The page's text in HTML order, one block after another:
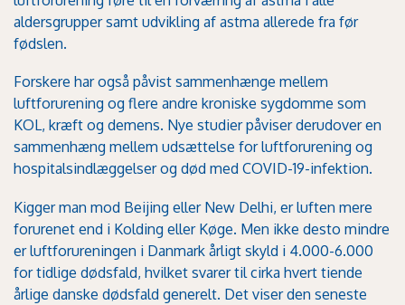
aldersgrupper samt udvikling af astma allerede fra før
fødslen.
Forskere har også påvist sammenhænge mellem
luftforurening og flere andre kroniske sygdomme som
KOL, kræft og demens. Nye studier påviser derudover en
sammenhæng mellem udsættelse for luftforurening og
hospitalsindlæggelser og død med COVID-19-infektion.
Kigger man mod Beijing eller New Delhi, er luften mere
forurenet end i Kolding eller Køge. Men ikke desto mindre
er luftforureningen i Danmark årligt skyld i 4.000-6.000
for tidlige dødsfald, hvilket svarer til cirka hvert tiende
årlige danske dødsfald generelt. Det viser den seneste